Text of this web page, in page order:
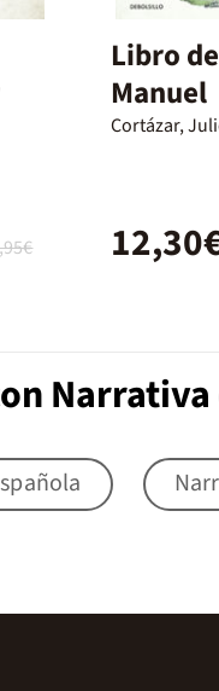
Libro de
Manuel
Cortázar,